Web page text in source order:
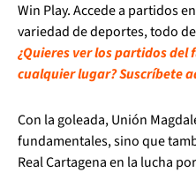
Win Play. Accede a partidos
variedad de deportes, todo
¿Quieres ver los partidos
cualquier lugar? Suscríbete
Con la goleada, Unión
fundamentales, sino que
Real Cartagena en la lucha